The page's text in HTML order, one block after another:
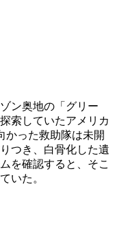
ン奥地の「グリー
索していたアメリカ
かった救助隊は未開
つき、白骨化した遺
を確認すると、そこ
いた。